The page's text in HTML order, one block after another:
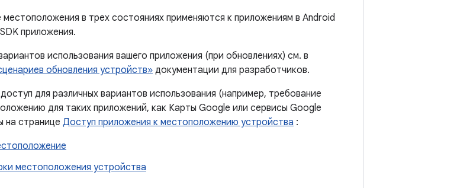
в трех состояниях применяются к приложениям в Android
приложения.
использования вашего приложения (при обновлениях) см. в
обновления устройств» документации для разработчиков.
для различных вариантов использования (например, требование
для таких приложений, как Карты Google или сервисы Google
на странице Доступ приложения к местоположению устройства :
местоположения устройства